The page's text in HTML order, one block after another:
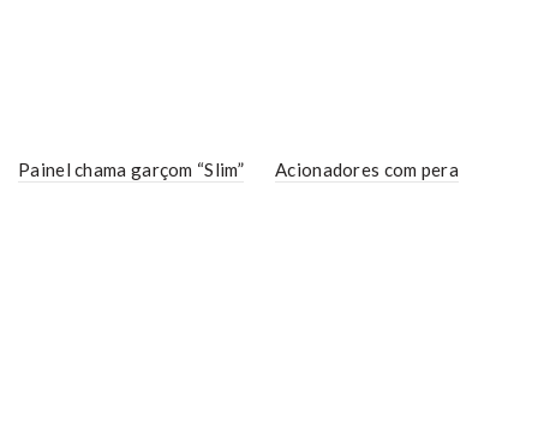
Painel chama garçom “Slim” Acionadores com pera